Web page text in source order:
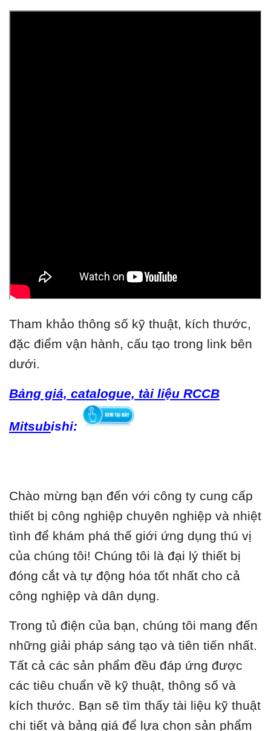
Tham khảo thông số kỹ thuật, kích thước,
đặc điểm vận hành, cấu tạo trong link bên
dưới.
Bảng giá, catalogue, tài liệu RCCB
Mitsubishi:
Chào mừng bạn đến với công ty cung cấp
thiết bị công nghiệp chuyên nghiệp và nhiệt
tình để khám phá thế giới ứng dụng thú vị
của chúng tôi! Chúng tôi là đại lý thiết bị
đóng cắt và tự động hóa tốt nhất cho cả
công nghiệp và dân dụng.
Trong tủ điện của bạn, chúng tôi mang đến
những giải pháp sáng tạo và tiên tiến nhất.
Tất cả các sản phẩm đều đáp ứng được
các tiêu chuẩn về kỹ thuật, thông số và
kích thước. Bạn sẽ tìm thấy tài liệu kỹ thuật
chi tiết và bảng giá để lựa chọn sản phẩm